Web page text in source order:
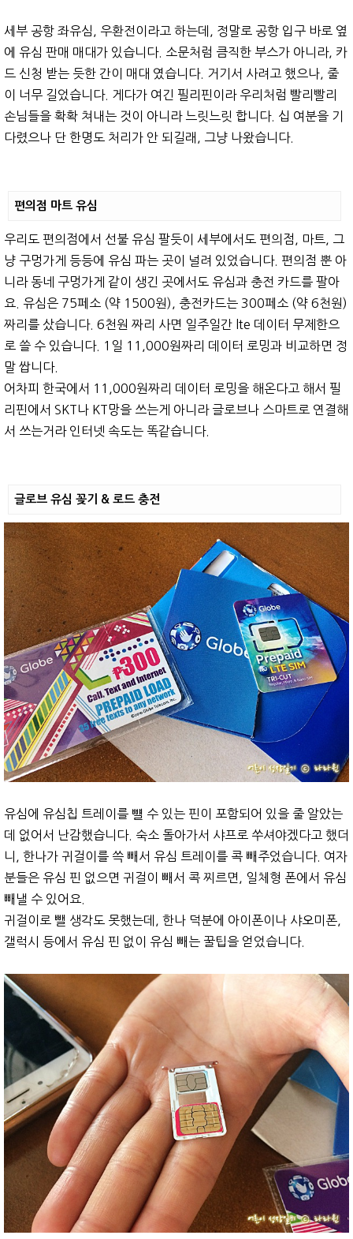
세부 공항 좌유심, 우환전이라고 하는데, 정말로 공항 입구 바로 옆
에 유심 판매 매대가 있습니다. 소문처럼 큼직한 부스가 아니라, 카
드 신청 받는 듯한 간이 매대 였습니다. 거기서 사려고 했으나, 줄
이 너무 길었습니다. 게다가 여긴 필리핀이라 우리처럼 빨리빨리
손님들을 확확 쳐내는 것이 아니라 느릿느릿 합니다. 십 여분을 기
다렸으나 단 한명도 처리가 안 되길래, 그냥 나왔습니다.
편의점 마트 유심
우리도 편의점에서 선불 유심 팔듯이 세부에서도 편의점, 마트, 그
냥 구멍가게 등등에 유심 파는 곳이 널려 있었습니다. 편의점 뿐 아
니라 동네 구멍가게 같이 생긴 곳에서도 유심과 충전 카드를 팔아
요. 유심은 75페소 (약 1500원), 충전카드는 300페소 (약 6천원)
짜리를 샀습니다. 6천원 짜리 사면 일주일간 lte 데이터 무제한으
로 쓸 수 있습니다. 1일 11,000원짜리 데이터 로밍과 비교하면 정
말 쌉니다.
어차피 한국에서 11,000원짜리 데이터 로밍을 해온다고 해서 필
리핀에서 SKT나 KT망을 쓰는게 아니라 글로브나 스마트로 연결해
서 쓰는거라 인터넷 속도는 똑같습니다.
글로브 유심 꽂기 & 로드 충전
유심에 유심칩 트레이를 뺼 수 있는 핀이 포함되어 있을 줄 알았는
데 없어서 난감했습니다. 숙소 돌아가서 샤프로 쑤셔야겠다고 했더
니, 한나가 귀걸이를 쓱 빼서 유심 트레이를 콕 빼주었습니다. 여자
분들은 유심 핀 없으면 귀걸이 빼서 콕 찌르면, 일체형 폰에서 유심
빼낼 수 있어요.
귀걸이로 뺄 생각도 못했는데, 한나 덕분에 아이폰이나 샤오미폰,
갤럭시 등에서 유심 핀 없이 유심 빼는 꿀팁을 얻었습니다.